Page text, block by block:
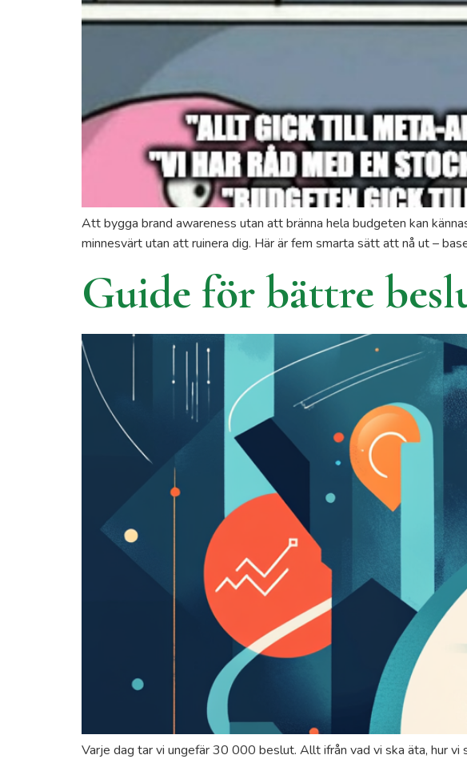
Att bygga brand awareness utan att bränna hela budgeten kan
minnesvärt utan att ruinera dig. Här är fem smarta sätt att nå ut –
Guide för bättre
Varje dag tar vi ungefär 30 000 beslut. Allt ifrån vad vi ska äta, hur